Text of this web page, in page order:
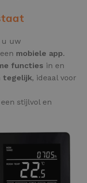
u uw
mobiele app.
functies in en
tegelijk, ideaal voor
stijlvol en